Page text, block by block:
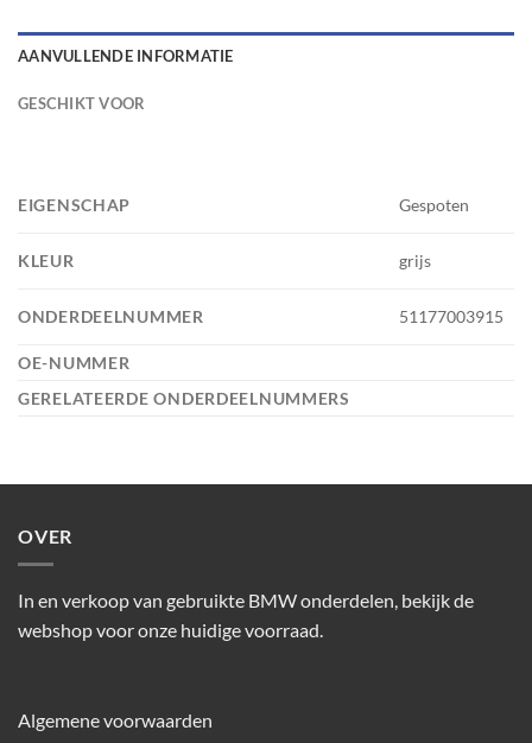
AANVULLENDE INFORMATIE
GESCHIKT VOOR
EIGENSCHAP Gespoten
KLEUR grijs
ONDERDEELNUMMER 51177003915
OE-NUMMER
GERELATEERDE ONDERDEELNUMMERS
OVER
In en verkoop van gebruikte BMW onderdelen, bekijk de
webshop voor onze huidige voorraad.
Algemene voorwaarden